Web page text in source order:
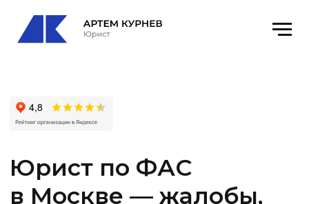
Юрист по ФАС
проверки, закупки
и реклама
Юрист по ФАС в Москве: жалобы в ФАС,